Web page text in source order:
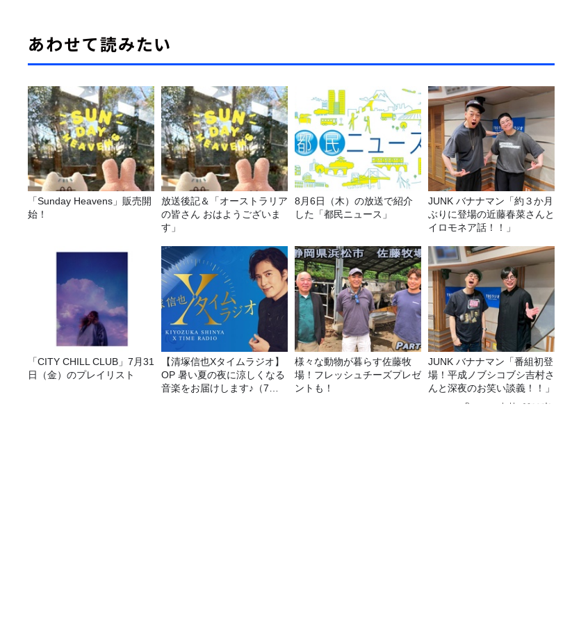
あわせて読みたい
「Sunday Heavens」販売開
始！
放送後記＆「オーストラリア
の皆さん おはようございま
す」
8月6日（木）の放送で紹介
した「都民ニュース」
JUNK バナナマン「約３か月
ぶりに登場の近藤春菜さんと
イロモネア話！！」
「CITY CHILL CLUB」7月31
日（金）のプレイリスト
【清塚信也Xタイムラジオ】
OP 暑い夏の夜に涼しくなる
音楽をお届けします♪（7月
様々な動物が暮らす佐藤牧
場！フレッシュチーズプレゼ
ントも！
JUNK バナナマン「番組初登
場！平成ノブシコブシ吉村さ
んと深夜のお笑い談義！！」
Recommended by